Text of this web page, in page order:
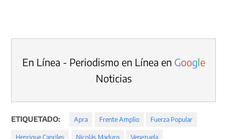
En Línea - Periodismo en Línea en Google
Noticias
ETIQUETADO: Apra Frente Amplio Fuerza Popular
Henrique Capriles Nicolás Maduro Venezuela